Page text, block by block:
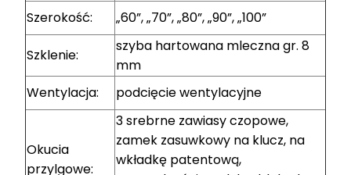
Szerokość:
„60”, „70”, „80”, „90”, „100”
Szklenie:
szyba hartowana mleczna gr. 8
mm
Wentylacja:
podcięcie wentylacyjne
Okucia
przylgowe:
3 srebrne zawiasy czopowe,
zamek zasuwkowy na klucz, na
wkładkę patentową,